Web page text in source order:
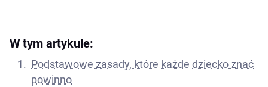
W tym artykule:
Podstawowe zasady, które każde dziecko znać
powinno